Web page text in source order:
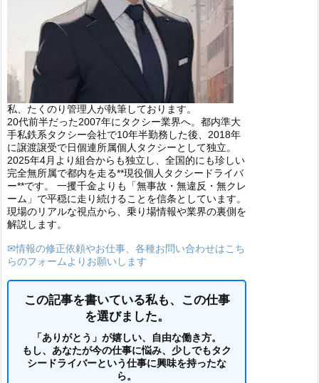
私、たくのり管理人が執筆しております。
20代前半だった2007年にタクシー業界へ。都内準大
手私鉄系タクシー会社で10年半勤務した後、2018年
に譲渡譲受で日個連所属個人タクシーとして独立。
2025年4月より組合からも独立し、全国的にも珍しい
完全無所属で都内を走る**現役個人タクシードライバ
ー**です。 一攫千金よりも「無事故・無違反・無クレ
ーム」で平穏に走り続けることを信条としています。
現場のリアルな視点から、乗り場情報や業界の裏側を
解説します。
✉情報の修正依頼やお仕事、各種お問い合わせはこち
らのフォームよりお願いします
この記事を書いている私も、この仕事
を選びました。
「ありがとう」が嬉しい、自由な働き方。
もし、あなたが今の仕事に悩み、少しでもタク
シードライバーという仕事に興味を持ったな
ら。